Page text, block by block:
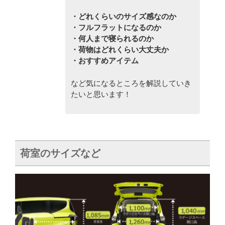
・どれくらいのサイズ感なのか
・フルフラットになるのか
・何人まで寝られるのか
・荷物はどれくらい大丈夫か
・おすすめアイテム
など気になるところを解説していき
たいと思います！
荷室のサイズなど